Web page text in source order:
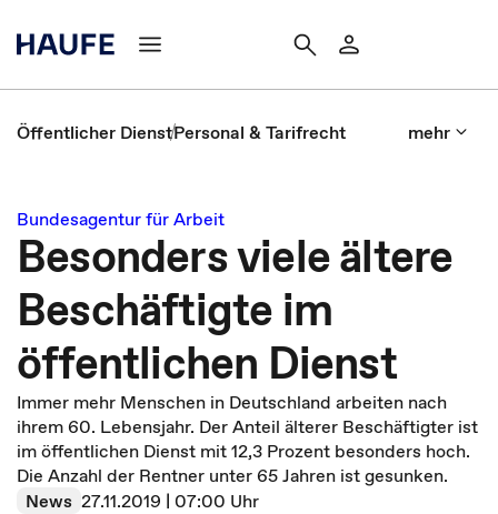
Öffentlicher DienstPersonal & Tarifrecht mehr
Bundesagentur für Arbeit
Besonders viele ältere
Beschäftigte im
öffentlichen Dienst
Immer mehr Menschen in Deutschland arbeiten nach
ihrem 60. Lebensjahr. Der Anteil älterer Beschäftigter ist
im öffentlichen Dienst mit 12,3 Prozent besonders hoch.
Die Anzahl der Rentner unter 65 Jahren ist gesunken.
News 27.11.2019 | 07:00 Uhr